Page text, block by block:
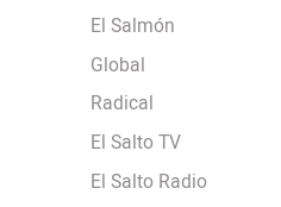
El Salmón
Global
Radical
El Salto TV
El Salto Radio